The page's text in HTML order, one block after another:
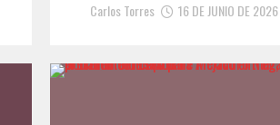
Carlos Torres 16 DE JUNIO DE 2026